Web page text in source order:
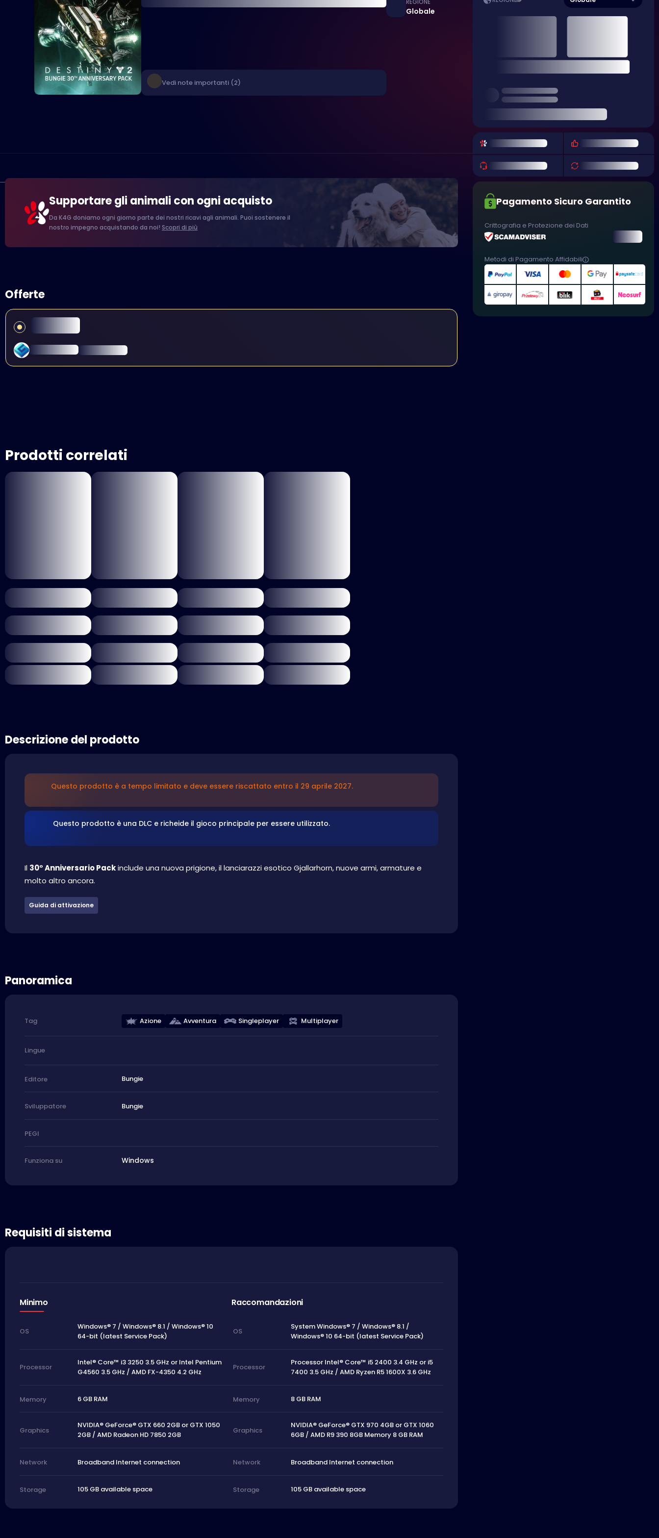
Vedi note importanti (2)
REGIONE
Globale
Supportare gli animali con ogni acquisto
Da K4G doniamo ogni giorno parte dei nostri ricavi agli animali. Puoi sostenere il
nostro impegno acquistando da noi! Scopri di più
Offerte
Prodotti correlati
Descrizione del prodotto
Questo prodotto è a tempo limitato e deve essere riscattato entro il 29 aprile 2027.
Questo prodotto è una DLC e richeide il gioco principale per essere utilizzato.
Il 30° Anniversario Packinclude una nuova prigione, il lanciarazzi esotico Gjallarhorn, nuove armi, armature e
molto altro ancora.
Guida di attivazione
Panoramica
Tag Azione Avventura Singleplayer Multiplayer
Lingue
Editore Bungie
Sviluppatore Bungie
PEGI
Funziona su Windows
Requisiti di sistema
Minimo Raccomandazioni
OS
Windows® 7 / Windows® 8.1 / Windows® 10
64-bit (latest Service Pack)
OS
System Windows® 7 / Windows® 8.1 /
Windows® 10 64-bit (latest Service Pack)
Processor
Intel® Core™ i3 3250 3.5 GHz or Intel Pentium
G4560 3.5 GHz / AMD FX-4350 4.2 GHz
Processor
Processor Intel® Core™ i5 2400 3.4 GHz or i5
7400 3.5 GHz / AMD Ryzen R5 1600X 3.6 GHz
Memory 6 GB RAM Memory 8 GB RAM
Graphics
NVIDIA® GeForce® GTX 660 2GB or GTX 1050
2GB / AMD Radeon HD 7850 2GB
Graphics
NVIDIA® GeForce® GTX 970 4GB or GTX 1060
6GB / AMD R9 390 8GB Memory 8 GB RAM
Network Broadband Internet connection Network Broadband Internet connection
Storage 105 GB available space Storage 105 GB available space
Pagamento Sicuro Garantito
Crittografia e Protezione dei Dati
Metodi di Pagamento Affidabili